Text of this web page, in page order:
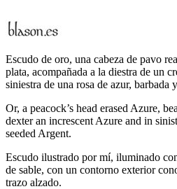
Escudo de oro, una cabeza de pavo
plata, acompañada a la diestra de un
siniestra de una rosa de azur, barbada
Or, a peacock’s head erased Azure,
dexter an increscent Azure and in
seeded Argent.
Escudo ilustrado por mí, iluminado
de sable, con un contorno exterior
trazo alzado.